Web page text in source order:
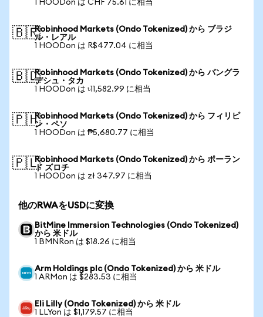
1 HOODon は CHF 75.61 に相当
🇧🇷Robinhood Markets (Ondo Tokenized) から ブラジ
ル・レアル
1 HOODon は R$477.04 に相当
🇧🇩Robinhood Markets (Ondo Tokenized) から バングラ
デシュ・タカ
1 HOODon は ৳11,582.99 に相当
🇵🇭Robinhood Markets (Ondo Tokenized) から フィリピ
ン・ペソ
1 HOODon は ₱5,680.77 に相当
🇵🇱Robinhood Markets (Ondo Tokenized) から ポーラン
ド ズロチ
1 HOODon は zł 347.97 に相当
他のRWAをUSDに変換
BitMine Immersion Technologies (Ondo Tokenized)
から 米ドル
1 BMNRon は $18.26 に相当
Arm Holdings plc (Ondo Tokenized) から 米ドル
1 ARMon は $283.53 に相当
Eli Lilly (Ondo Tokenized) から 米ドル
1 LLYon は $1,179.57 に相当